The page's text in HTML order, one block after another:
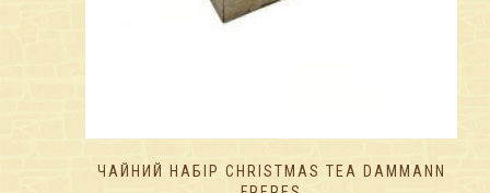
ЧАЙНИЙ НАБІР CHRISTMAS TEA DAMMANN